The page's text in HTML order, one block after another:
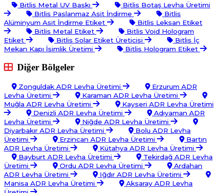
Bitlis Metal UV Baskı
Bitlis Botaş Levha Üretimi
Bitlis Paslanmaz Asit İndirme
Bitlis
Alüminyum Asit İndirme Etiket
Bitlis Leksan Etiket
Bitlis Metal Etiket
Bitlis Void Hologram
Etiket
Bitlis Solar Etiket Üreticisi
Bitlis İç
Mekan Kapı İsimlik Üretimi
Bitlis Hologram Etiket
Diğer Bölgeler
Zonguldak ADR Levha Üretimi
Erzurum ADR
Levha Üretimi
Karaman ADR Levha Üretimi
Muğla ADR Levha Üretimi
Kayseri ADR Levha Üretimi
Denizli ADR Levha Üretimi
Adıyaman ADR
Levha Üretimi
Niğde ADR Levha Üretimi
Diyarbakır ADR Levha Üretimi
Bolu ADR Levha
Üretimi
Erzincan ADR Levha Üretimi
Bartın
ADR Levha Üretimi
Kütahya ADR Levha Üretimi
Bayburt ADR Levha Üretimi
Tekirdağ ADR Levha
Üretimi
Ordu ADR Levha Üretimi
Ardahan
ADR Levha Üretimi
Iğdır ADR Levha Üretimi
Manisa ADR Levha Üretimi
Aksaray ADR Levha